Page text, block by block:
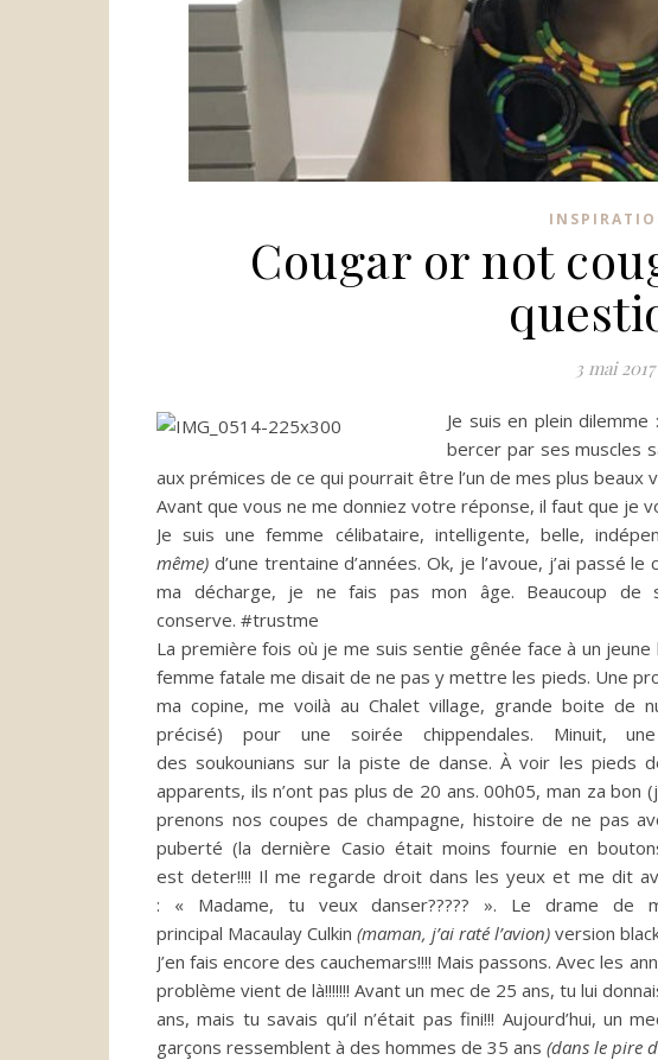
Cougar or not
3 mai 2017
Je suis en plein dilemme :
bercer par ses muscles
aux prémices de ce qui pourrait être l’un de mes plus beaux
Avant que vous ne me donniez votre réponse, il faut que je
Je suis une femme célibataire, intelligente, belle,
même) d’une trentaine d’années. Ok, je l’avoue, j’ai passé
ma décharge, je ne fais pas mon âge. Beaucoup de
conserve. #trustme
La première fois où je me suis sentie gênée face à un
femme fatale me disait de ne pas y mettre les pieds. Une
ma copine, me voilà au Chalet village, grande boite de
précisé) pour une soirée chippendales. Minuit,
des soukounians sur la piste de danse. À voir les pieds
apparents, ils n’ont pas plus de 20 ans. 00h05, man za bon
prenons nos coupes de champagne, histoire de ne pas
puberté(la dernière Casio était moins fournie en
estdeter!!!! Il me regarde droit dans les yeux et me dit
: « Madame, tu veux danser????? ». Le drame de
principal Macaulay Culkin (maman, j’ai raté l’avion) version
J’en fais encore des cauchemars!!!! Mais passons. Avec les
problème vient de là!!!!!!! Avant un mec de 25 ans, tu lui
ans, mais tu savais qu’il n’était pas fini!!! Aujourd’hui, un
garçons ressemblent à des hommes de 35 ans (dans le pire